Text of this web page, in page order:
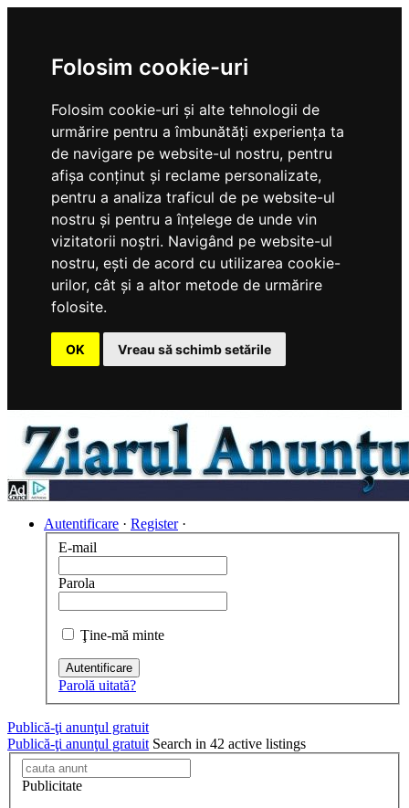
Folosim cookie-uri
Folosim cookie-uri și alte tehnologii de
urmărire pentru a îmbunătăți experiența ta
de navigare pe website-ul nostru, pentru
afișa conținut și reclame personalizate,
pentru a analiza traficul de pe website-ul
nostru și pentru a înțelege de unde vin
vizitatorii noștri. Navigând pe website-ul
nostru, ești de acord cu utilizarea cookie-
urilor, cât și a altor metode de urmărire
folosite.
OK Vreau să schimb setările
Autentificare · Register ·
E-mail
Parola
Ţine-mă minte
Autentificare
Parolă uitată?
Publică-ţi anunţul gratuit
Publică-ţi anunţul gratuit Search in 42 active listings
Publicitate